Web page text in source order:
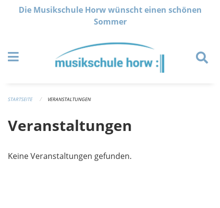
Navigation überspringen
Die Musikschule Horw wünscht einen schönen
Sommer
STARTSEITE VERANSTALTUNGEN
Veranstaltungen
Keine Veranstaltungen gefunden.